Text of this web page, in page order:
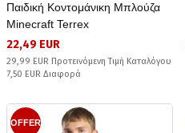
Παιδική Κοντομάνικη Μπλούζα
Minecraft Terrex
22,49 EUR
29,99 EUR Προτεινόμενη Τιμή Καταλόγου
7,50 EUR Διαφορά
OFFER